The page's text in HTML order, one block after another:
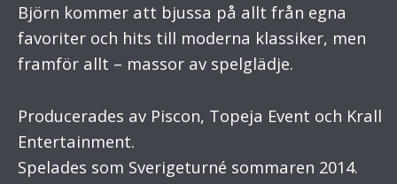
Björn kommer att bjussa på allt från egna
favoriter och hits till moderna klassiker, men
framför allt – massor av spelglädje.
Producerades av Piscon, Topeja Event och Krall
Entertainment.
Spelades som Sverigeturné sommaren 2014.